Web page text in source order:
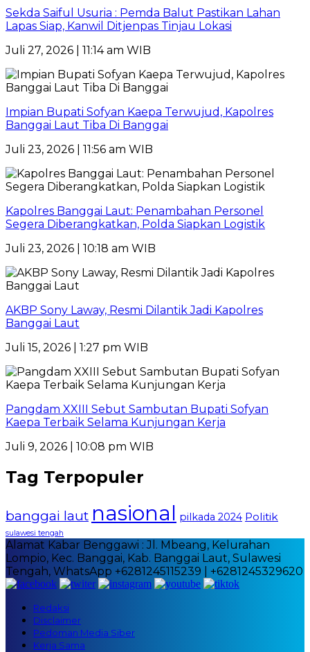
Sekda Saiful Usuria : Pemda Balut Pastikan Lahan
Lapas Siap, Kanwil Ditjenpas Tinjau Lokasi
Juli 27, 2026 | 11:14 am WIB
Impian Bupati Sofyan Kaepa Terwujud, Kapolres
Banggai Laut Tiba Di Banggai
Juli 23, 2026 | 11:56 am WIB
Kapolres Banggai Laut: Penambahan Personel
Segera Diberangkatkan, Polda Siapkan Logistik
Juli 23, 2026 | 10:18 am WIB
AKBP Sony Laway, Resmi Dilantik Jadi Kapolres
Banggai Laut
Juli 15, 2026 | 1:27 pm WIB
Pangdam XXIII Sebut Sambutan Bupati Sofyan
Kaepa Terbaik Selama Kunjungan Kerja
Juli 9, 2026 | 10:08 pm WIB
Tag Terpopuler
banggai laut nasional pilkada 2024 Politik
sulawesi tengah
Alamat Kabar Benggawi : Jl. Mbeang, Kelurahan
Lompio, Kec. Banggai, Kab. Banggai Laut, Sulawesi
Tengah, WhatsApp +6281245115239 | +6281245329620
Redaksi
Disclaimer
Pedoman Media Siber
Kerja Sama